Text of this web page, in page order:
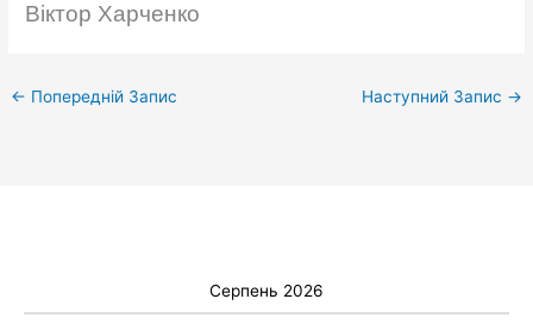
Віктор Харченко
← Попередній Запис Наступний Запис →
Серпень 2026